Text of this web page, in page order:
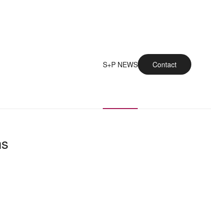
S+P NEWS Contact